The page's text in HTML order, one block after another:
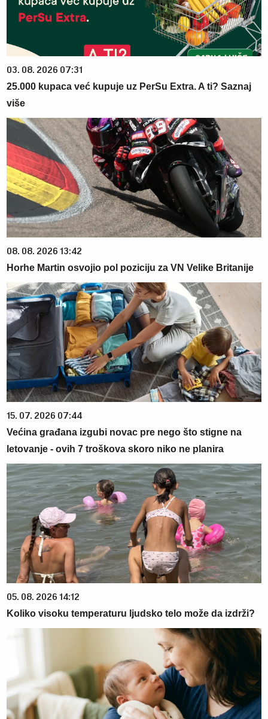
03. 08. 2026 07:31
25.000 kupaca već kupuje uz PerSu Extra. A ti? Saznaj
više
08. 08. 2026 13:42
Horhe Martin osvojio pol poziciju za VN Velike Britanije
15. 07. 2026 07:44
Većina građana izgubi novac pre nego što stigne na
letovanje - ovih 7 troškova skoro niko ne planira
05. 08. 2026 14:12
Koliko visoku temperaturu ljudsko telo može da izdrži?